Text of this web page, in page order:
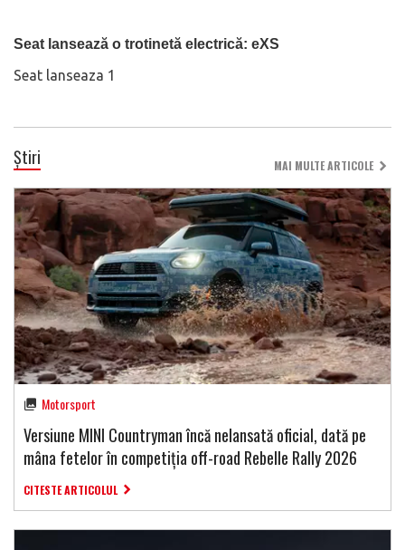
Seat lansează o trotinetă electrică: eXS
Seat lanseaza 1
Știri MAI MULTE ARTICOLE
Motorsport
Versiune MINI Countryman încă nelansată oficial, dată pe
mâna fetelor în competiția off-road Rebelle Rally 2026
CITESTE ARTICOLUL